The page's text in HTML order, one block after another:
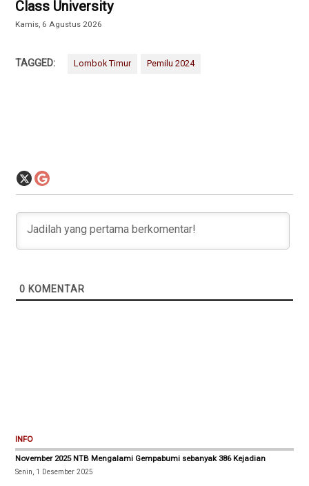
Class University
Kamis, 6 Agustus 2026
TAGGED: Lombok Timur Pemilu 2024
0 KOMENTAR
INFO
November 2025 NTB Mengalami Gempabumi sebanyak 386 Kejadian
Senin, 1 Desember 2025